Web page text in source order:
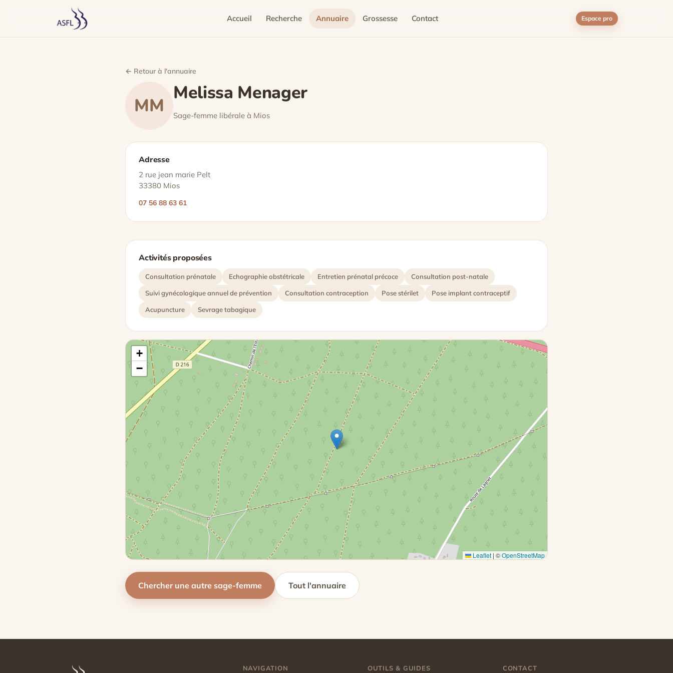
Accueil Recherche Annuaire Grossesse Contact Espace pro
← Retour à l'annuaire
MM
Melissa Menager
Sage-femme libérale à Mios
Adresse
2 rue jean marie Pelt
33380 Mios
07 56 88 63 61
Activités proposées
Consultation prénatale Echographie obstétricale Entretien prénatal précoce Consultation post-natale
Suivi gynécologique annuel de prévention Consultation contraception Pose stérilet Pose implant contraceptif
Acupuncture Sevrage tabagique
+
−
Leaflet | ©OpenStreetMap
Chercher une autre sage-femme Tout l'annuaire
NAVIGATION OUTILS & GUIDES CONTACT